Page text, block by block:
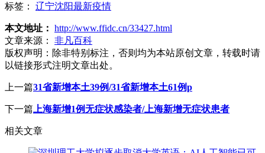
标签： 辽宁沈阳最新疫情
本文地址： http://www.ffidc.cn/33427.html
文章来源：
非凡百科
版权声明： 除非特别标注，否则均为本站原创文章，转载时请
以链接形式注明文章出处。
上一篇31省新增本土39例/31省新增本土61例p
下一篇 上海新增1例无症状感染者/上海新增无症状患者
相关文章